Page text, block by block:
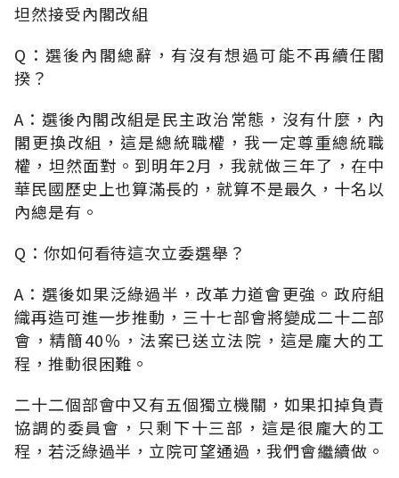
坦然接受內閣改組
Q：選後內閣總辭，有沒有想過可能不再續任閣
揆？
A：選後內閣改組是民主政治常態，沒有什麼，內
閣更換改組，這是總統職權，我一定尊重總統職
權，坦然面對。到明年2月，我就做三年了，在中
華民國歷史上也算滿長的，就算不是最久，十名以
內總是有。
Q：你如何看待這次立委選舉？
A：選後如果泛綠過半，改革力道會更強。政府組
織再造可進一步推動，三十七部會將變成二十二部
會，精簡40％，法案已送立法院，這是龐大的工
程，推動很困難。
二十二個部會中又有五個獨立機關，如果扣掉負責
協調的委員會，只剩下十三部，這是很龐大的工
程，若泛綠過半，立院可望通過，我們會繼續做。